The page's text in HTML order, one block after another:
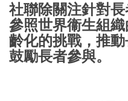
社聯除關注針對
參照世界衞生組
齡化的挑戰，推動
鼓勵長者參與。